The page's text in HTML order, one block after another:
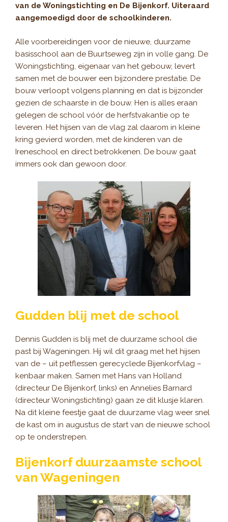
van de Woningstichting en De Bijenkorf. Uiteraard
aangemoedigd door de schoolkinderen.
Alle voorbereidingen voor de nieuwe, duurzame
basisschool aan de Buurtseweg zijn in volle gang. De
Woningstichting, eigenaar van het gebouw, levert
samen met de bouwer een bijzondere prestatie. De
bouw verloopt volgens planning en dat is bijzonder
gezien de schaarste in de bouw. Hen is alles eraan
gelegen de school vóór de herfstvakantie op te
leveren. Het hijsen van de vlag zal daarom in kleine
kring gevierd worden, met de kinderen van de
Ireneschool en direct betrokkenen. De bouw gaat
immers ook dan gewoon door.
Gudden blij met de school
Dennis Gudden is blij met de duurzame school die
past bij Wageningen. Hij wil dit graag met het hijsen
van de – uit petflessen gerecyclede Bijenkorfvlag –
kenbaar maken. Samen met Hans van Holland
(directeur De Bijenkorf, links) en Annelies Barnard
(directeur Woningstichting) gaan ze dit klusje klaren.
Na dit kleine feestje gaat de duurzame vlag weer snel
de kast om in augustus de start van de nieuwe school
op te onderstrepen.
Bijenkorf duurzaamste school
van Wageningen